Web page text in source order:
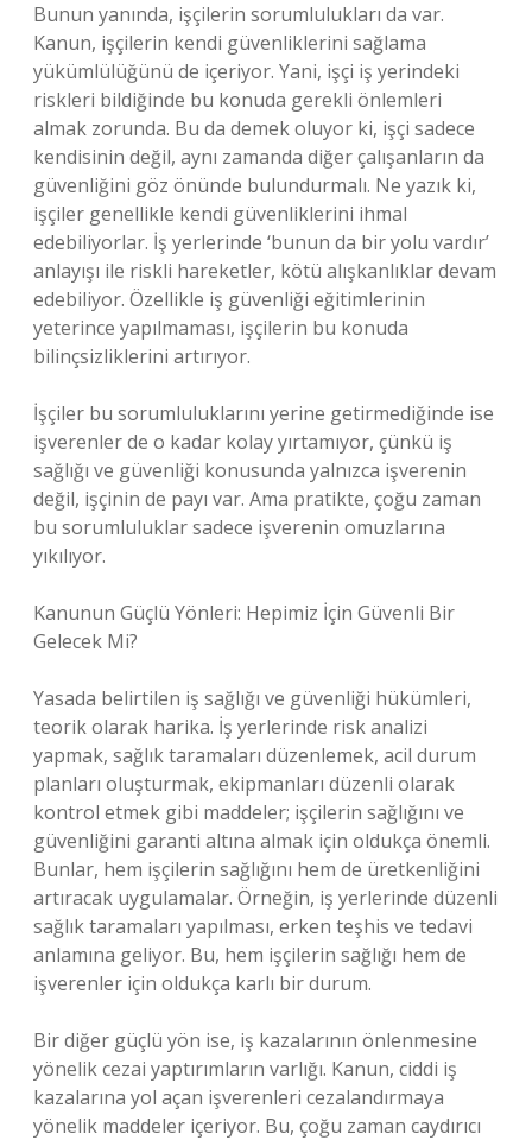
Bunun yanında, işçilerin sorumlulukları da var.
Kanun, işçilerin kendi güvenliklerini sağlama
yükümlülüğünü de içeriyor. Yani, işçi iş yerindeki
riskleri bildiğinde bu konuda gerekli önlemleri
almak zorunda. Bu da demek oluyor ki, işçi sadece
kendisinin değil, aynı zamanda diğer çalışanların da
güvenliğini göz önünde bulundurmalı. Ne yazık ki,
işçiler genellikle kendi güvenliklerini ihmal
edebiliyorlar. İş yerlerinde ‘bunun da bir yolu vardır’
anlayışı ile riskli hareketler, kötü alışkanlıklar devam
edebiliyor. Özellikle iş güvenliği eğitimlerinin
yeterince yapılmaması, işçilerin bu konuda
bilinçsizliklerini artırıyor.
İşçiler bu sorumluluklarını yerine getirmediğinde ise
işverenler de o kadar kolay yırtamıyor, çünkü iş
sağlığı ve güvenliği konusunda yalnızca işverenin
değil, işçinin de payı var. Ama pratikte, çoğu zaman
bu sorumluluklar sadece işverenin omuzlarına
yıkılıyor.
Kanunun Güçlü Yönleri: Hepimiz İçin Güvenli Bir
Gelecek Mi?
Yasada belirtilen iş sağlığı ve güvenliği hükümleri,
teorik olarak harika. İş yerlerinde risk analizi
yapmak, sağlık taramaları düzenlemek, acil durum
planları oluşturmak, ekipmanları düzenli olarak
kontrol etmek gibi maddeler; işçilerin sağlığını ve
güvenliğini garanti altına almak için oldukça önemli.
Bunlar, hem işçilerin sağlığını hem de üretkenliğini
artıracak uygulamalar. Örneğin, iş yerlerinde düzenli
sağlık taramaları yapılması, erken teşhis ve tedavi
anlamına geliyor. Bu, hem işçilerin sağlığı hem de
işverenler için oldukça karlı bir durum.
Bir diğer güçlü yön ise, iş kazalarının önlenmesine
yönelik cezai yaptırımların varlığı. Kanun, ciddi iş
kazalarına yol açan işverenleri cezalandırmaya
yönelik maddeler içeriyor. Bu, çoğu zaman caydırıcı